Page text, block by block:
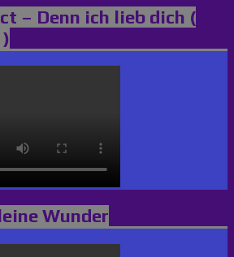
– Denn ich lieb dich (
Wunder